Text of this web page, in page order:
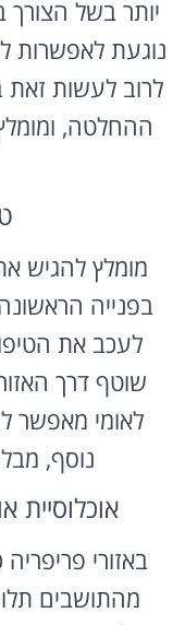
נוגעת לאפשרות
לרוב לעשות זאת
ההחלטה,
בפנייה
לעכב את
שוטף דרך
לאומי מאפשר
נוסף,
אוכלוסיית
באזורי
מהתושבים
לאומי כמקור